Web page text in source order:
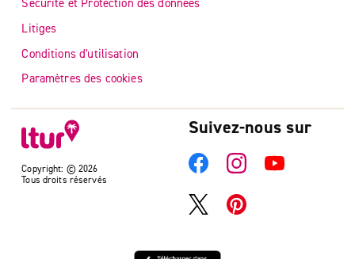
Copyright: © 2026
Tous droits réservés
Sécurité et Protection des données
Litiges
Conditions d'utilisation
Paramètres des cookies
Suivez-nous sur